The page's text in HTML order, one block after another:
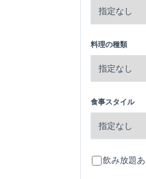
料理の種類
食事スタイル
飲み放題あ